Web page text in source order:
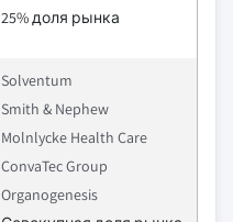
25% доля рынка
Solventum
Smith & Nephew
Molnlycke Health Care
ConvaTec Group
Organogenesis